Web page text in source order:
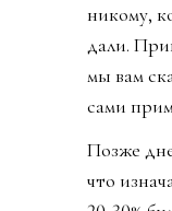
«Подкуп